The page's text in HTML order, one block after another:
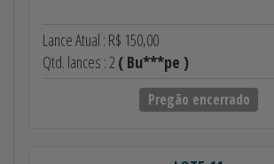
Lance Atual : R$ 150,00
Qtd. lances : 2 ( Bu***pe )
Pregão encerrado